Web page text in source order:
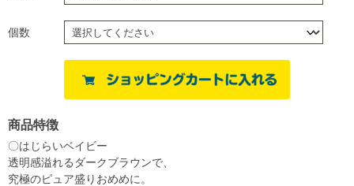
個数
商品特徴
〇はじらいベイビー
透明感溢れるダークブラウンで、
究極のピュア盛りおめめに。